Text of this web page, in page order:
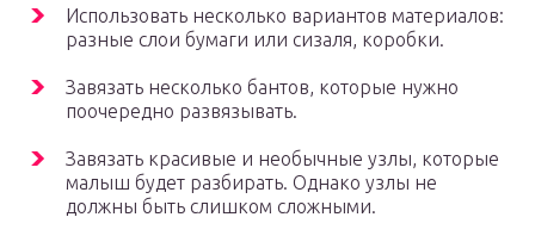
Использовать несколько вариантов материалов:
разные слои бумаги или сизаля, коробки.
Завязать несколько бантов, которые нужно
поочередно развязывать.
Завязать красивые и необычные узлы, которые
малыш будет разбирать. Однако узлы не
должны быть слишком сложными.